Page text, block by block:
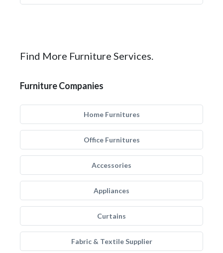
Find More Furniture Services.
Furniture Companies
Home Furnitures
Office Furnitures
Accessories
Appliances
Curtains
Fabric & Textile Supplier